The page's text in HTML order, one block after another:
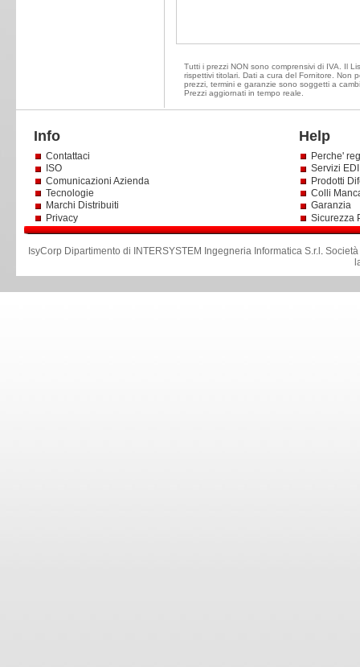
Tutti i prezzi NON sono comprensivi di IVA. Il
rispettivi titolari. Dati a cura del Fornitore. Non
prezzi, termini e garanzie sono soggetti a
Prezzi aggiornati in tempo reale.
Info Help
Contattaci
ISO
Comunicazioni Azienda
Tecnologie
Marchi Distribuiti
Privacy
Perche'
Servizi
Prodotti
Colli
Garanzia
Sicurezza
IsyCorp Dipartimento di INTERSYSTEM Ingegneria Informatica S.r.l .